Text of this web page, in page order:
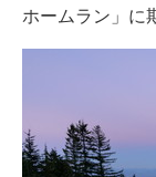
ホームラン」に